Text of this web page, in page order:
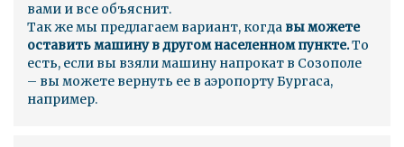
вами и все объяснит.
Так же мы предлагаем вариант, когда вы можете
оставить машину в другом населенном пункте.То
есть, если вы взяли машину напрокат в Созополе
– вы можете вернуть ее в аэропорту Бургаса,
например.